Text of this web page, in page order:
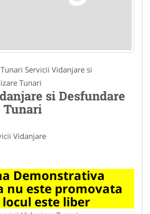
Servicii Vidanjare si
Tunari
si Desfundare
Tunari
Vidanjare
Demonstrativa
nu este promovata
este liber